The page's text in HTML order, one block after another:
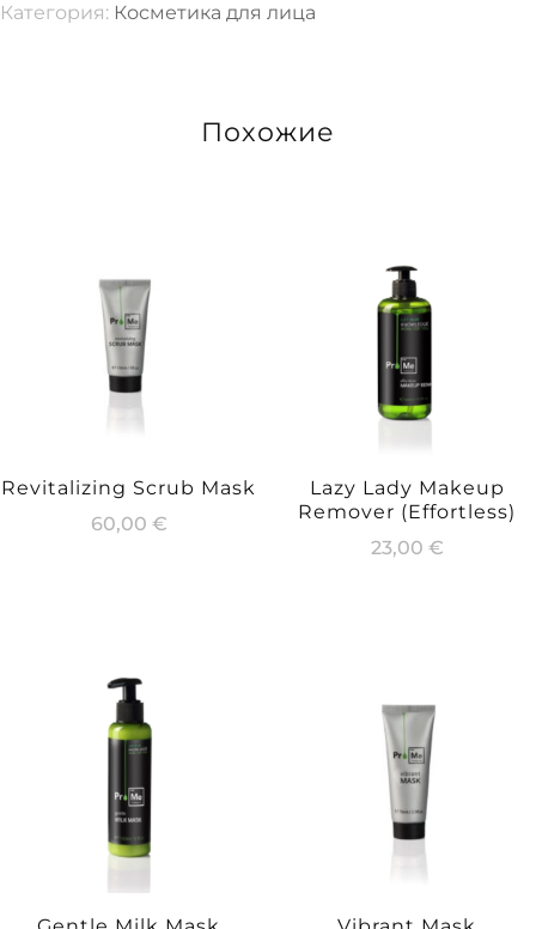
Категория: Косметика для лица
Похожие
Revitalizing Scrub Mask
60,00 €
Lazy Lady Makeup
Remover (Effortless)
23,00 €